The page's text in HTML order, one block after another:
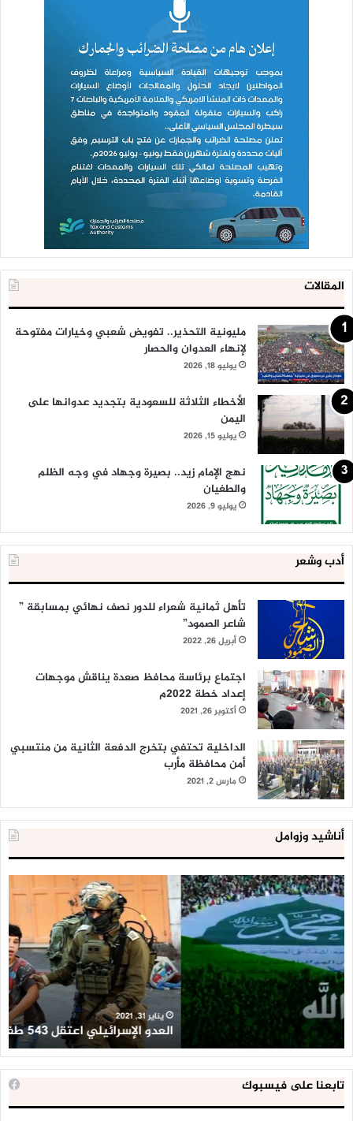
المقالات
مليونية التحذير.. تفويض شعبي وخيارات مفتوحة
لإنهاء العدوان والحصار
يوليو 18, 2026
الأخطاء الثلاثة للسعودية بتجديد عدوانها على
اليمن
يوليو 15, 2026
نهج الإمام زيد.. بصيرة وجهاد في وجه الظلم
والطغيان
يوليو 9, 2026
أدب وشعر
تأهل ثمانية شعراء للدور نصف نهائي بمسابقة ”
شاعر الصمود”
أبريل 26, 2022
اجتماع برئاسة محافظ صعدة يناقش موجهات
إعداد خطة 2022م
أكتوبر 26, 2021
الداخلية تحتفي بتخرج الدفعة الثانية من منتسبي
أمن محافظة مأرب
مارس 2, 2021
أناشيد وزوامل
العدو
الإسرائيلي
اعتقل
543
طفلا
فلسطينيا
خلال
2020
يناير 31, 2021
العدو الإسرائيلي اعتقل 543 طفلا فلسطينيا خلال 2020
تابعنا على فيسبوك